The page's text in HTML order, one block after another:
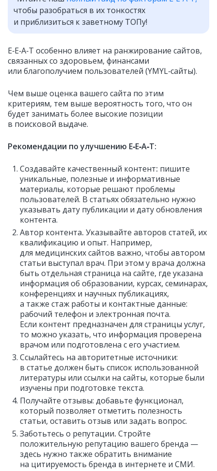
чтобы разобраться в их тонкостях
и приблизиться к заветному ТОПу!
E‑E‑A‑T особенно влияет на ранжирование сайтов,
связанных со здоровьем, финансами
или благополучием пользователей (YMYL‑сайты).
Чем выше оценка вашего сайта по этим
критериям, тем выше вероятность того, что он
будет занимать более высокие позиции
в поисковой выдаче.
Рекомендации по улучшению E‑E‑A‑T:
Создавайте качественный контент: пишите
уникальные, полезные и информативные
материалы, которые решают проблемы
пользователей. В статьях обязательно нужно
указывать дату публикации и дату обновления
контента.
Автор контента. Указывайте авторов статей, их
квалификацию и опыт. Например,
для медицинских сайтов важно, чтобы автором
статьи выступал врач. При этом у врача должна
быть отдельная страница на сайте, где указана
информация об образовании, курсах, семинарах,
конференциях и научных публикациях,
а также стаж работы и контактные данные:
рабочий телефон и электронная почта.
Если контент предназначен для страницы услуг,
то можно указать, что информация проверена
врачом или подготовлена с его участием.
Ссылайтесь на авторитетные источники:
в статье должен быть список использованной
литературы или ссылки на сайты, которые были
изучены при подготовке текста.
Получайте отзывы: добавьте функционал,
который позволяет отметить полезность
статьи, оставить отзыв или задать вопрос.
Заботьтесь о репутации. Стройте
положительную репутацию вашего бренда —
здесь нужно также обратить внимание
на цитируемость бренда в интернете и СМИ.